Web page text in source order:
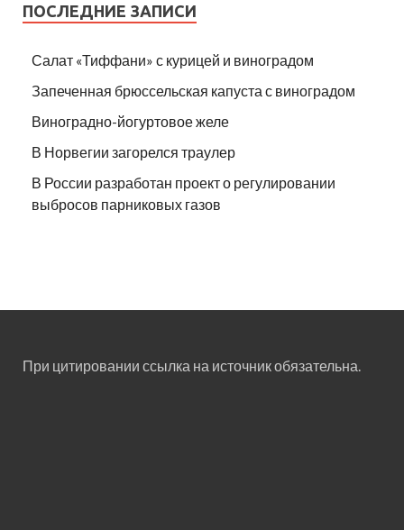
ПОСЛЕДНИЕ ЗАПИСИ
Салат «Тиффани» с курицей и виноградом
Запеченная брюссельская капуста с виноградом
Виноградно-йогуртовое желе
В Норвегии загорелся траулер
В России разработан проект о регулировании
выбросов парниковых газов
При цитировании ссылка на источник обязательна.